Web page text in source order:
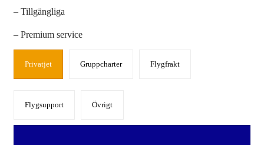
– Tillgängliga
– Premium service
Privatjet Gruppcharter Flygfrakt
Flygsupport Övrigt